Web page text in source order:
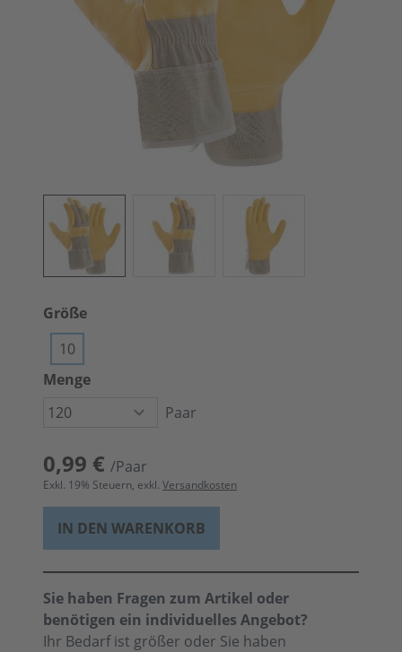
Größe
10
Menge
Paar
0,99 € /Paar
Exkl. 19% Steuern, exkl. Versandkosten
IN DEN WARENKORB
Sie haben Fragen zum Artikel oder
benötigen ein individuelles Angebot?
Ihr Bedarf ist größer oder Sie haben